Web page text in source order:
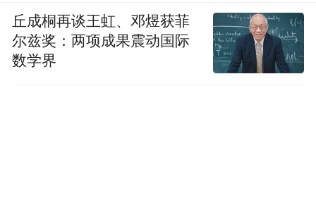
丘成桐再谈王虹、邓煜获菲
尔兹奖：两项成果震动国际
数学界